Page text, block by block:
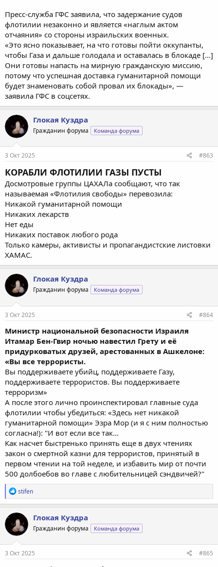
Пресс-служба ГФС заявила, что задержание судов
флотилии незаконно и является «наглым актом
отчаяния» со стороны израильских военных.
«Это ясно показывает, на что готовы пойти оккупанты,
чтобы Газа и дальше голодала и оставалась в блокаде […]
Они готовы напасть на мирную гражданскую миссию,
потому что успешная доставка гуманитарной помощи
будет знаменовать собой провал их блокады», —
заявила ГФС в соцсетях.
Глокая Куздра
Гражданин форума Команда форума
3 Окт 2025 #863
КОРАБЛИ ФЛОТИЛИИ ГАЗЫ ПУСТЫ
Досмотровые группы ЦАХАЛа сообщают, что так
называемая «Флотилия свободы» перевозила:
Никакой гуманитарной помощи
Никаких лекарств
Нет еды
Никаких поставок любого рода
Только камеры, активисты и пропагандистские листовки
ХАМАС.
Глокая Куздра
Гражданин форума Команда форума
3 Окт 2025 #864
Министр национальной безопасности Израиля
Итамар Бен-Гвир ночью навестил Грету и её
придурковатых друзей, арестованных в Ашкелоне:
«Вы все террористы.
Вы поддерживаете убийц, поддерживаете Газу,
поддерживаете террористов. Вы поддерживаете
терроризм»
А после этого лично проинспектировал главные суда
флотилии чтобы убедиться: «Здесь нет никакой
гуманитарной помощи» Эзра Мор (и я с ним полностью
согласна!): "И вот если все так…
Как насчет быстренько принять еще в двух чтениях
закон о смертной казни для террористов, принятый в
первом чтении на той неделе, и избавить мир от почти
500 долбоебов во главе с любительницей сэндвичей?"
Р
е
а
к
ц
и
и
:
stifen
Глокая Куздра
Гражданин форума Команда форума
3 Окт 2025 #865